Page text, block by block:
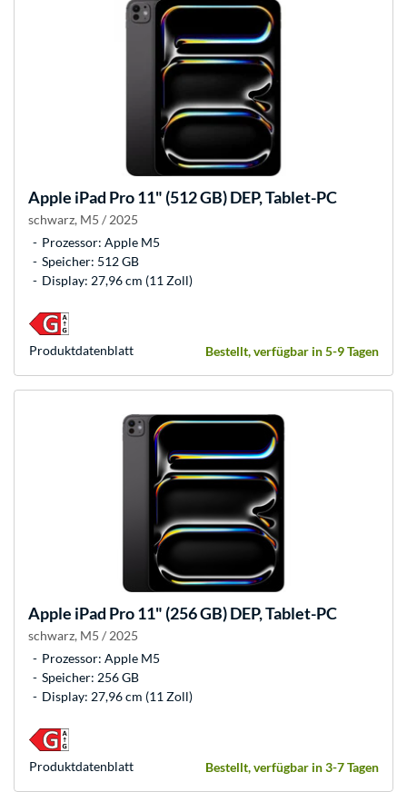
Apple iPad Pro 11" (512 GB) DEP, Tablet-PC
schwarz, M5 / 2025
Prozessor: Apple M5
Speicher: 512 GB
Display: 27,96 cm (11 Zoll)
Bestellt, verfügbar in 5-9 Tagen
Produkt­datenblatt
Apple iPad Pro 11" (256 GB) DEP, Tablet-PC
schwarz, M5 / 2025
Prozessor: Apple M5
Speicher: 256 GB
Display: 27,96 cm (11 Zoll)
Bestellt, verfügbar in 3-7 Tagen
Produkt­datenblatt